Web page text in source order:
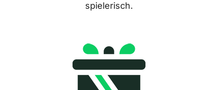
spielerisch.